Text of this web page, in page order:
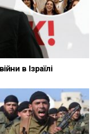
в Ізраїлі